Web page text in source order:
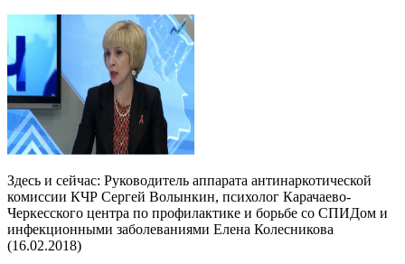
Здесь и сейчас: Руководитель аппарата антинаркотической
комиссии КЧР Сергей Волынкин, психолог Карачаево-
Черкесского центра по профилактике и борьбе со СПИДом и
инфекционными заболеваниями Елена Колесникова
(16.02.2018)